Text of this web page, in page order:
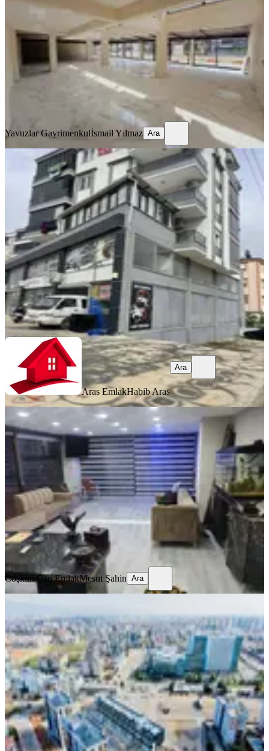
Kepez, Aktoprak Mahallesi
1 Oda
551 m²·Düz Giriş (Zemin)·27.03.2026
150.000 ₺
İsmail Yılmaz
Yavuzlar Gayrimenkulİsmail Yılmaz Ara
Ana Cadde Üzerinde 3 Katlı 300 M2
Kaçmaz Köşe Başı İşyeri
Kepez, Varsak Karşıyaka Mahallesi
4 Oda·300 m² Düz Giriş (Zemin) ·04.06.2026
37.000 ₺
Aras EmlakHabib Aras
Ara
Aras EmlakHabib Aras
Ara
Devren Kiralık Oto Aksesuar Yıkama
Ofis
Kepez, Göksu Mahallesi
3 Oda·350 m²·28.12.2025
900.000 ₺
Coşkun Can EmlakMesut Şahin
Coşkun Can EmlakMesut Şahin Ara
Kepez Devlet Hastanesi Karşısında,
130 M2 Kurumsala Uygun Dükkan
Kepez, Sütçüler Mahallesi
1 Oda
·591 m²·Düz Giriş (Zemin)·16.04.2026
240.000 ₺
GNC GLOBALÖnder Genç